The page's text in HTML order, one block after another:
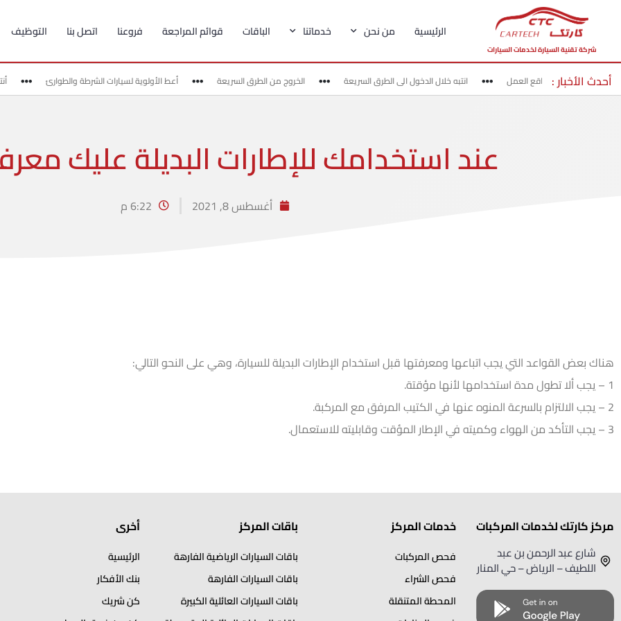
شركة تقنية السيارة لخدمات السيارات
الرئيسية من نحن خدماتنا الباقات قوائم المراجعة فروعنا اتصل بنا التوظيف
أحدث الأخبار :
بحذر في مناطق مواقع العمل انتبه خلال الدخول الى الطرق السريعة الخروج من الطرق السريعة أعط الأولوية لسيارات الشرطة والطوارئ
عند استخدامك للإطارات البديلة عليك
أغسطس 8, 2021 6:22 م
هناك بعض القواعد التي يجب اتباعها ومعرفتها قبل استخدام الإطارات البديلة للسيارة، وهي على النحو التالي:
1 – يجب ألا تطول مدة استخدامها لأنها مؤقتة.
2 – يجب الالتزام بالسرعة المنوه عنها في الكتيب المرفق مع المركبة.
3 – يجب التأكد من الهواء وكميته في الإطار المؤقت وقابليته للاستعمال.
مركز كارتك لخدمات المركبات
شارع عبد الرحمن بن عبد
اللطيف – الرياض – حي المنار
خدمات المركز
فحص المركبات
فحص الشراء
المحطة المتنقلة
باقات المركز
باقات السيارات الرياضية الفارهة
باقات السيارات الفارهة
باقات السيارات العائلية الكبيرة
أخرى
الرئيسية
بنك الأفكار
كن شريك